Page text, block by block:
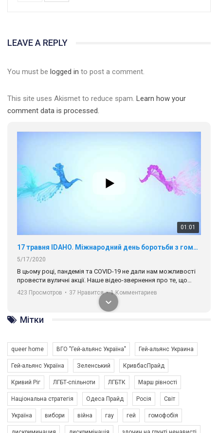
LEAVE A REPLY
You must be logged in to post a comment.
This site uses Akismet to reduce spam. Learn how your
comment data is processed.
01:01
17 травня IDAHO. Міжнародний день боротьби з гомофобією трансфобією і біфобія.
5/17/2020
В цьому році, пандемія та COVІD-19 не дали нам можливості
провести вуличні акції. Наше відео-звернення про те, що
навіть коли ми у різних містах та не можемо зустрінеться, ми
разом. Ми закликаємо всіх хто поділяє цінності рівності та
солідарності, приєднатися до нас. Регіональні підрозділи
ГАУ є в 16 областях України.
Разом наш голос лунає гучніше!
423 Просмотров • 37 Нравится • 1 Комментариев
Мітки
queer home ВГО "Гей-альянс Україна" Гей-альянс Украина
Гей-альянс Україна Зеленський КривбасПрайд
Кривий Ріг ЛГБТ-спільноти ЛГБТК Марш рівності
Національна стратегія Одеса Прайд Росія Світ
Україна вибори війна гау гей гомофобія